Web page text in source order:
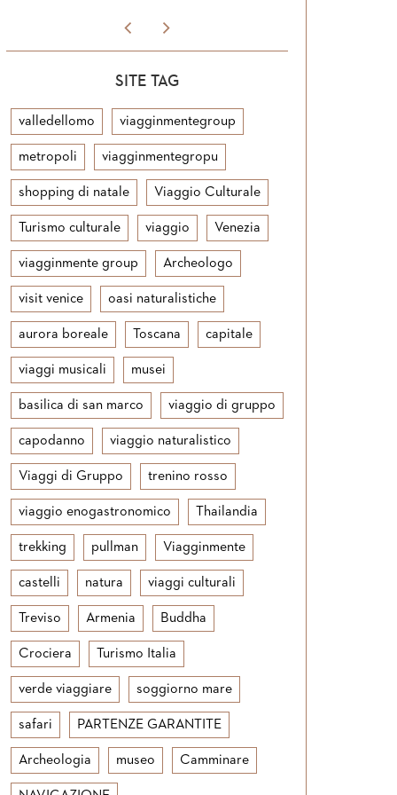
SITE TAG
valledellomo viagginmentegroup
metropoli viagginmentegropu
shopping di natale Viaggio Culturale
Turismo culturale viaggio Venezia
viagginmente group Archeologo
visit venice oasi naturalistiche
aurora boreale Toscana capitale
viaggi musicali musei
basilica di san marco viaggio di gruppo
capodanno viaggio naturalistico
Viaggi di Gruppo trenino rosso
viaggio enogastronomico Thailandia
trekking pullman Viagginmente
castelli natura viaggi culturali
Treviso Armenia Buddha
Crociera Turismo Italia
verde viaggiare soggiorno mare
safari PARTENZE GARANTITE
Archeologia museo Camminare